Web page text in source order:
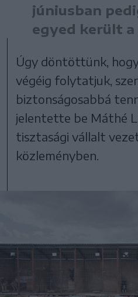
júniusban
egyed került
Úgy döntöttünk,
végéig folytatjuk,
biztonságosabbá
jelentette be Máthé
tisztasági vállalt
közleményben.